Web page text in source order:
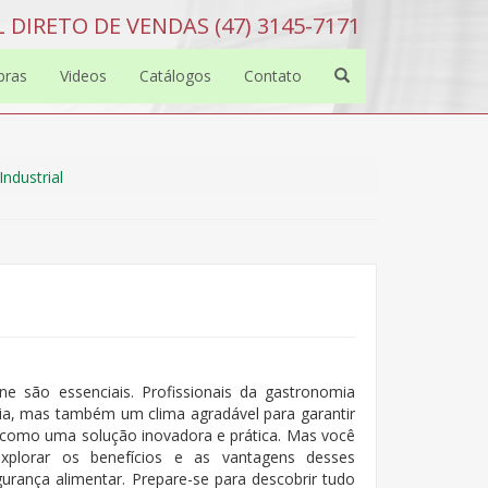
DIRETO DE VENDAS (47) 3145-7171
Videos Catálogos Contato
são essenciais. Profissionais da gastronomia
mas também um clima agradável para garantir
uma solução inovadora e prática. Mas você
os benefícios e as vantagens desses
alimentar. Prepare-se para descobrir tudo